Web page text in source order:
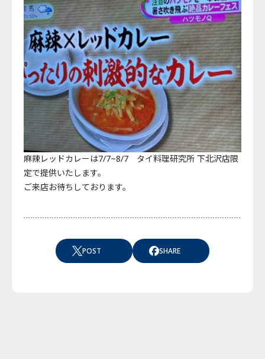
麻辣レッドカレーは7/7~8/7 タイ料理研究所 下北沢店限
定で提供いたします。
ご来店お待ちしております。
POST SHARE